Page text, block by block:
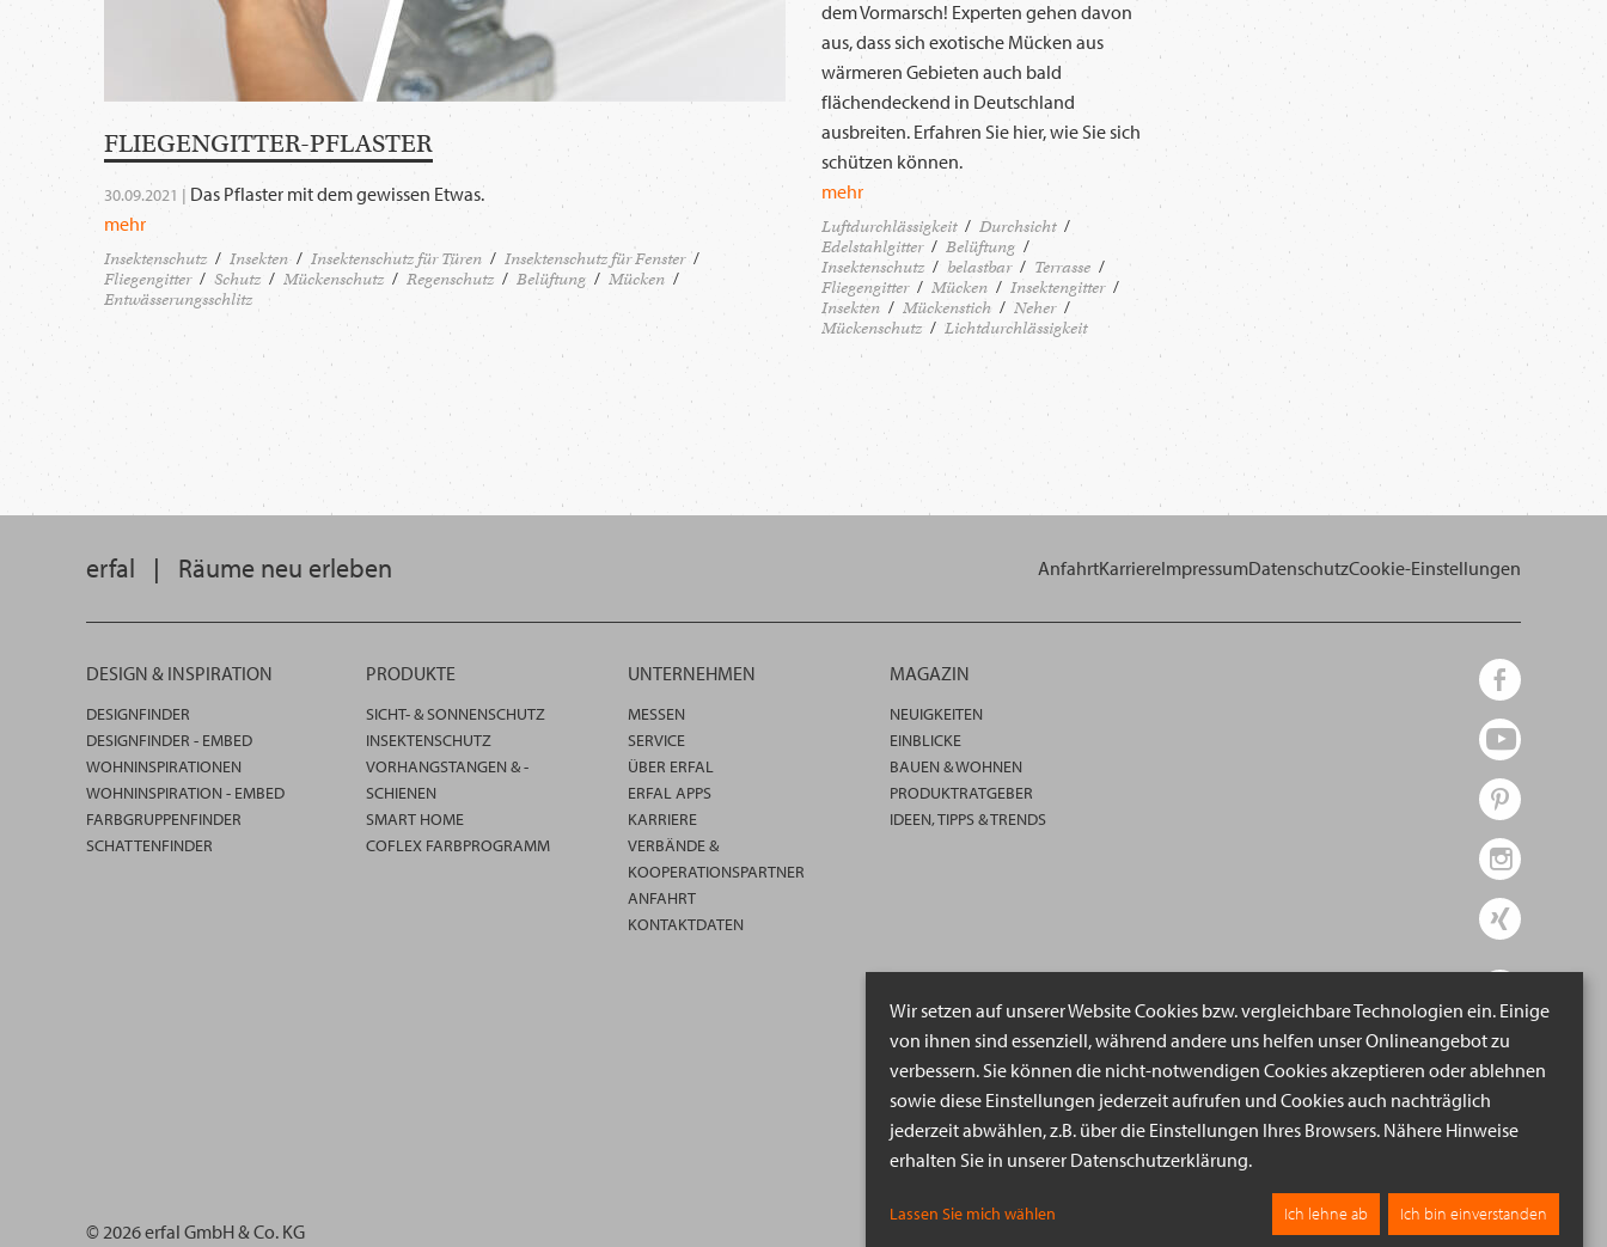
Wir setzen auf unserer Website Cookies bzw. vergleichbare Technologien ein. Einige
von ihnen sind essenziell, während andere uns helfen unser Onlineangebot zu
verbessern. Sie können die nicht-notwendigen Cookies akzeptieren oder ablehnen
sowie diese Einstellungen jederzeit aufrufen und Cookies auch nachträglich
jederzeit abwählen, z.B. über die Einstellungen Ihres Browsers. Nähere Hinweise
erhalten Sie in unserer Datenschutzerklärung.
Lassen Sie mich wählen Ich lehne ab Ich bin einverstanden
FLIEGENGITTER-PFLASTER
30.09.2021 | Das Pflaster mit dem gewissen Etwas.
mehr
Insektenschutz Insekten Insektenschutz für Türen
Insektenschutz für Fenster
Fliegengitter
Schutz Mückenschutz Regenschutz Belüftung
Mücken
Entwässerungsschlitz
dem Vormarsch! Experten gehen davon
aus, dass sich exotische Mücken aus
wärmeren Gebieten auch bald
flächendeckend in Deutschland
ausbreiten. Erfahren Sie hier, wie Sie sich
schützen können.
mehr
Luftdurchlässigkeit
Durchsicht
Edelstahlgitter
Belüftung
Insektenschutz
belastbar
Terrasse
Fliegengitter
Mücken
Insektengitter
Insekten
Mückenstich
Neher
Mückenschutz
Lichtdurchlässigkeit
erfal | Räume neu erleben AnfahrtKarriereImpressumDatenschutzCookie-Einstellungen
DESIGN & INSPIRATION
DESIGNFINDER
DESIGNFINDER - EMBED
WOHNINSPIRATIONEN
WOHNINSPIRATION - EMBED
FARBGRUPPENFINDER
SCHATTENFINDER
PRODUKTE
SICHT- & SONNENSCHUTZ
INSEKTENSCHUTZ
VORHANGSTANGEN & -
SCHIENEN
SMART HOME
COFLEX FARBPROGRAMM
UNTERNEHMEN
MESSEN
SERVICE
ÜBER ERFAL
ERFAL APPS
KARRIERE
VERBÄNDE &
KOOPERATIONSPARTNER
ANFAHRT
KONTAKTDATEN
MAGAZIN
NEUIGKEITEN
EINBLICKE
BAUEN & WOHNEN
PRODUKTRATGEBER
IDEEN, TIPPS & TRENDS
© 2026 erfal GmbH & Co. KG